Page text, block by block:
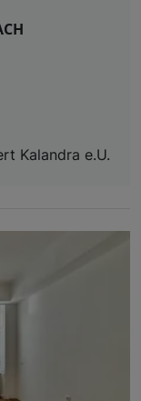
Kalandra e.U.